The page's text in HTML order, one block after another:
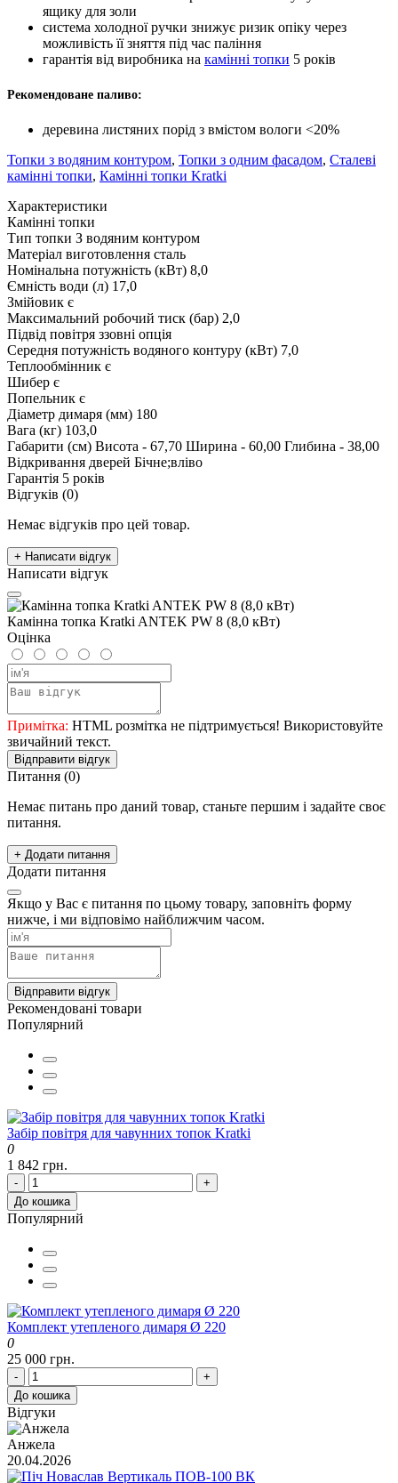
ящику для золи
система холодної ручки знижує ризик опіку через
можливість її зняття під час паління
гарантія від виробника на камінні топки 5 років
Рекомендоване паливо:
деревина листяних порід з вмістом вологи <20%
Топки з водяним контуром, Топки з одним фасадом, Сталеві
камінні топки, Камінні топки Kratki
Характеристики
Камінні топки
Тип топки З водяним контуром
Матеріал виготовлення сталь
Номінальна потужність (кВт) 8,0
Ємність води (л) 17,0
Змійовик є
Максимальний робочий тиск (бар) 2,0
Підвід повітря ззовні опція
Середня потужність водяного контуру (кВт) 7,0
Теплообмінник є
Шибер є
Попельник є
Діаметр димаря (мм) 180
Вага (кг) 103,0
Габарити (см) Висота - 67,70 Ширина - 60,00 Глибина - 38,00
Відкривання дверей Бічне;вліво
Гарантія 5 років
Відгуків (0)
Немає відгуків про цей товар.
+ Написати відгук
Написати відгук
Камінна топка Kratki ANTEK PW 8 (8,0 кВт)
Оцінка
Примітка: HTML розмітка не підтримується! Використовуйте
звичайний текст.
Відправити відгук
Питання (0)
Немає питань про даний товар, станьте першим і задайте своє
питання.
+ Додати питання
Додати питання
Якщо у Вас є питання по цьому товару, заповніть форму
нижче, і ми відповімо найближчим часом.
Відправити відгук
Рекомендовані товари
Популярний
Забір повітря для чавунних топок Kratki
0
1 842 грн.
-
+
До кошика
Популярний
Комплект утепленого димаря Ø 220
0
25 000 грн.
-
+
До кошика
Відгуки
Анжела
20.04.2026